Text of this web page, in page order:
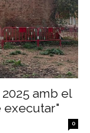
amb el
executar"
0